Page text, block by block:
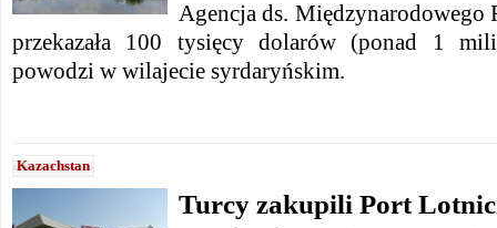
Agencja ds.
przekazała 100 tysięcy dolarów (ponad 1
powodzi w wilajecie syrdaryńskim.
Kazachstan
Turcy zakupili Port